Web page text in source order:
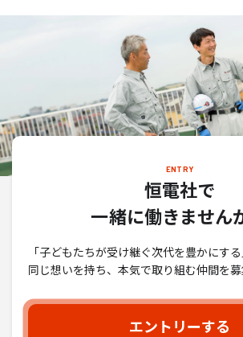
ENTRY
恒電社で
一緒に働きません
「子どもたちが受け継ぐ次代を豊かにする
同じ想いを持ち、本気で取り組む仲間を募
エントリーする